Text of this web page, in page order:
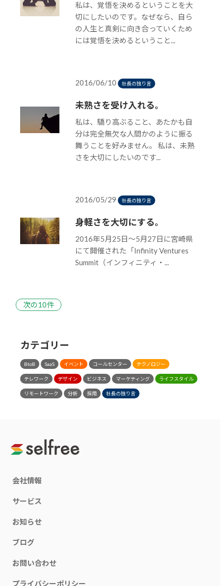
私は、覚悟を決めるということを大
切にしたいのです。なぜなら、自ら
の人生と真剣に向き合っていくため
には覚悟を決めるということ...
2016/06/10 社長の独り言
未熟さを受け入れる。
私は、驕り高ぶること、あたかも自
分は完全無欠な人間かのように振る
舞うことを好みません。 私は、未熟
さを大切にしたいのです...
2016/05/29 社長の独り言
身軽さを大切にする。
2016年5月25日〜5月27日に宮崎県
にて開催された「Infinity Ventures
Summit（インフィニティ・...
次の10件
カテゴリー
BtoB SaaS イベント コールセンター テクノロジー
テレワーク デザイン ビジネス マーケティング ライフスタイル
リモートワーク 分析 採用 社長の独り言
会社情報
サービス
お知らせ
ブログ
お問い合わせ
プライバシーポリシー